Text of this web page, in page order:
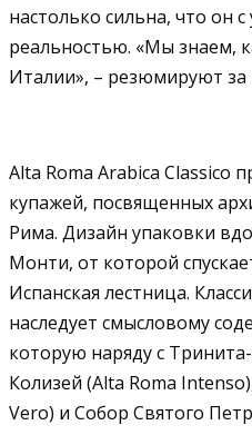
настолько сильна, что он
реальностью. «Мы знаем,
Италии», – резюмируют за
Alta Roma Arabica Classico
купажей, посвященных
Рима. Дизайн упаковки
Монти, от которой
Испанская лестница.
наследует смысловому
которую наряду с
Колизей (Alta Roma
Vero) и Собор Святого